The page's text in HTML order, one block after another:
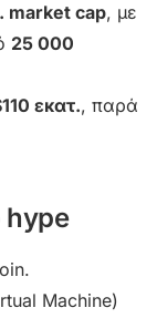
market cap, με
25 000
εκατ., παρά
hype
Machine)